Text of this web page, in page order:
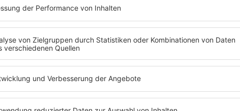
1984
Darly Hall & John Oates "Out
of Touch"
Die beiden hatten bei diesem "Out Of